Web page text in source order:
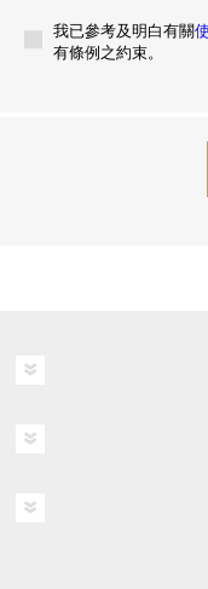
我已參考及明白有關
有條例之約束。